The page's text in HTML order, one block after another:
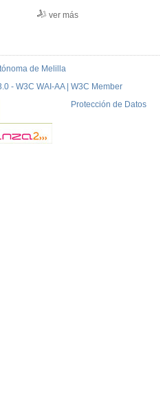
ver más
de Melilla
- W3C WAI-AA | W3C Member
Protección de Datos